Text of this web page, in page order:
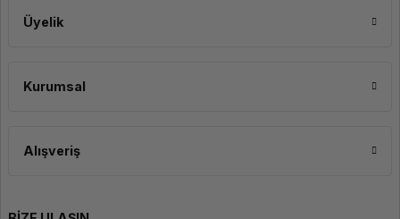
Üyelik
Kurumsal
Alışveriş